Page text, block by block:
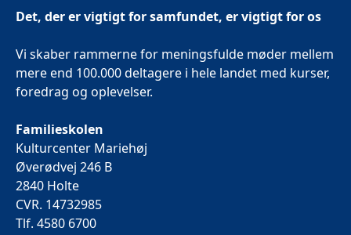
Det, der er vigtigt for samfundet, er vigtigt for os
Vi skaber rammerne for meningsfulde møder mellem
mere end 100.000 deltagere i hele landet med kurser,
foredrag og oplevelser.
Familieskolen
Kulturcenter Mariehøj
Øverødvej 246 B
2840 Holte
CVR. 14732985
Tlf. 4580 6700